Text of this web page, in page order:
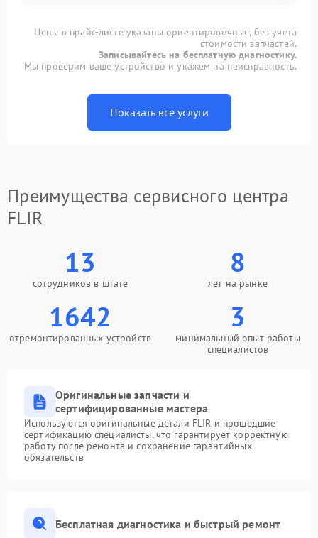
Цены в прайс-листе указаны ориентировочные, без учета
стоимости запчастей.
Записывайтесь на бесплатную диагностику.
Мы проверим ваше устройство и укажем на неисправность.
Показать все услуги
Преимущества сервисного центра
FLIR
13
сотрудников в штате
8
лет на рынке
1642
отремонтированных устройств
3
минимальный опыт работы
специалистов
Оригинальные запчасти и
сертифицированные мастера
Используются оригинальные детали FLIR и прошедшие
сертификацию специалисты, что гарантирует корректную
работу после ремонта и сохранение гарантийных
обязательств
Бесплатная диагностика и быстрый ремонт